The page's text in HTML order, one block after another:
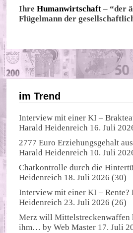
IhreHumanwirtschaft – “der
Flügelmann der
im Trend
Interview mit einer KI –
Harald Heidenreich 16. Juli
2777 Euro Erziehungsgehalt
Harald Heidenreich 10. Juli
Chatkontrolle durch die
Heidenreich 18. Juli 2026 (30)
Interview mit einer KI – Rente?
Heidenreich 23. Juli 2026 (26)
Merz will Mittelstreckenwaffen
ihm… byWeb Master 17. Juli